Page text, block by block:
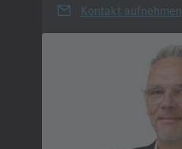
Kontakt aufnehmen